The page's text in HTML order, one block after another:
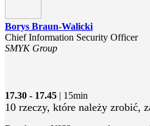
Borys Braun-Walicki
Chief Information Security Officer
SMYK Group
17.30 - 17.45 | 15min
10 rzeczy, które należy zrobić,